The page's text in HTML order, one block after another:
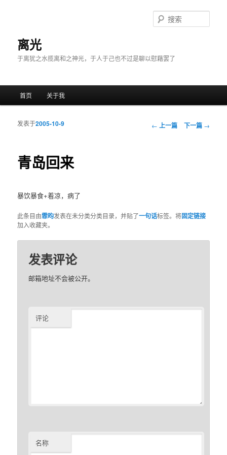
离光
于离犹之水揽离和之神光，于人于己也不过是聊以慰藉罢了
索
跳至主内容区域
跳至副内容区域
首页 关于我
文章导航
← 上一篇 下一篇 →
青岛回来
发表于2005-10-9
暴饮暴食+着凉，病了
此条目由霏昀发表在未分类分类目录，并贴了一句话标签。将固定链接
加入收藏夹。
发表评论
邮箱地址不会被公开。
评论
名称